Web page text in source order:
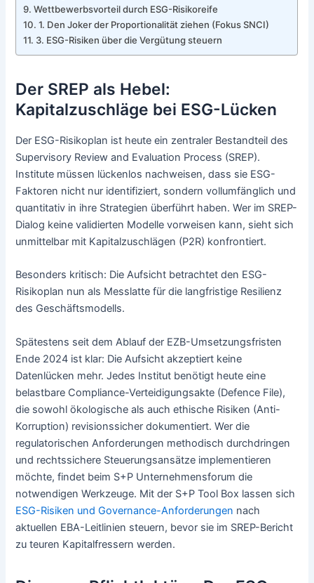
Wettbewerbsvorteil durch ESG-Risikoreife
1. Den Joker der Proportionalität ziehen (Fokus SNCI)
3. ESG-Risiken über die Vergütung steuern
Der SREP als Hebel:
Kapitalzuschläge bei ESG-Lücken
Der ESG-Risikoplan ist heute ein zentraler Bestandteil des
Supervisory Review and Evaluation Process (SREP).
Institute müssen lückenlos nachweisen, dass sie ESG-
Faktoren nicht nur identifiziert, sondern vollumfänglich und
quantitativ in ihre Strategien überführt haben. Wer im SREP-
Dialog keine validierten Modelle vorweisen kann, sieht sich
unmittelbar mit Kapitalzuschlägen (P2R) konfrontiert.
Besonders kritisch: Die Aufsicht betrachtet den ESG-
Risikoplan nun als Messlatte für die langfristige Resilienz
des Geschäftsmodells.
Spätestens seit dem Ablauf der EZB-Umsetzungsfristen
Ende 2024 ist klar: Die Aufsicht akzeptiert keine
Datenlücken mehr. Jedes Institut benötigt heute eine
belastbare Compliance-Verteidigungsakte (Defence File),
die sowohl ökologische als auch ethische Risiken (Anti-
Korruption) revisionssicher dokumentiert. Wer die
regulatorischen Anforderungen methodisch durchdringen
und rechtssichere Steuerungsansätze implementieren
möchte, findet beim S+P Unternehmensforum die
notwendigen Werkzeuge. Mit der S+P Tool Box lassen sich
ESG-Risiken und Governance-Anforderungen nach
aktuellen EBA-Leitlinien steuern, bevor sie im SREP-Bericht
zu teuren Kapitalfressern werden.